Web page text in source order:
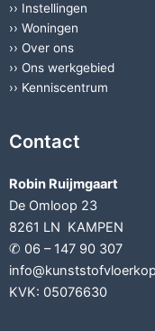
›› Instellingen
›› Woningen
›› Over ons
›› Ons werkgebied
›› Kenniscentrum
Contact
Robin Ruijmgaart
De Omloop 23
8261 LN KAMPEN
✆ 06 – 147 90 307
KVK: 05076630